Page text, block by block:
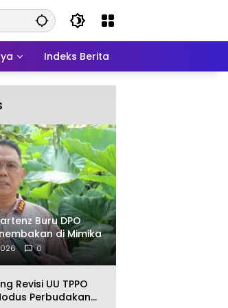
Indeks Berita
Buru DPO
di Mimika
0
Revisi UU TPPO
Perbudakan